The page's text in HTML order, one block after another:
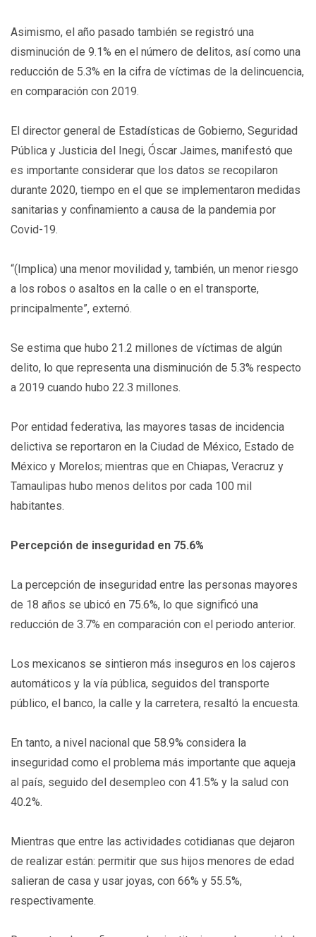
Asimismo, el año pasado también se registró una
disminución de 9.1% en el número de delitos, así como una
reducción de 5.3% en la cifra de víctimas de la delincuencia,
en comparación con 2019.
El director general de Estadísticas de Gobierno, Seguridad
Pública y Justicia del Inegi, Óscar Jaimes, manifestó que
es importante considerar que los datos se recopilaron
durante 2020, tiempo en el que se implementaron medidas
sanitarias y confinamiento a causa de la pandemia por
Covid-19.
“(Implica) una menor movilidad y, también, un menor riesgo
a los robos o asaltos en la calle o en el transporte,
principalmente”, externó.
Se estima que hubo 21.2 millones de víctimas de algún
delito, lo que representa una disminución de 5.3% respecto
a 2019 cuando hubo 22.3 millones.
Por entidad federativa, las mayores tasas de incidencia
delictiva se reportaron en la Ciudad de México, Estado de
México y Morelos; mientras que en Chiapas, Veracruz y
Tamaulipas hubo menos delitos por cada 100 mil
habitantes.
Percepción de inseguridad en 75.6%
La percepción de inseguridad entre las personas mayores
de 18 años se ubicó en 75.6%, lo que significó una
reducción de 3.7% en comparación con el periodo anterior.
Los mexicanos se sintieron más inseguros en los cajeros
automáticos y la vía pública, seguidos del transporte
público, el banco, la calle y la carretera, resaltó la encuesta.
En tanto, a nivel nacional que 58.9% considera la
inseguridad como el problema más importante que aqueja
al país, seguido del desempleo con 41.5% y la salud con
40.2%.
Mientras que entre las actividades cotidianas que dejaron
de realizar están: permitir que sus hijos menores de edad
salieran de casa y usar joyas, con 66% y 55.5%,
respectivamente.